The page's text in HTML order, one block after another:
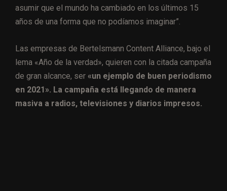
asumir que el mundo ha cambiado en los últimos 15
años de una forma que no podíamos imaginar”.
Las empresas de Bertelsmann Content Alliance, bajo el
lema «Año de la verdad», quieren con la citada campaña
de gran alcance, ser «un ejemplo de buen periodismo
en 2021». La campaña está llegando de manera
masiva a radios, televisiones y diarios impresos.